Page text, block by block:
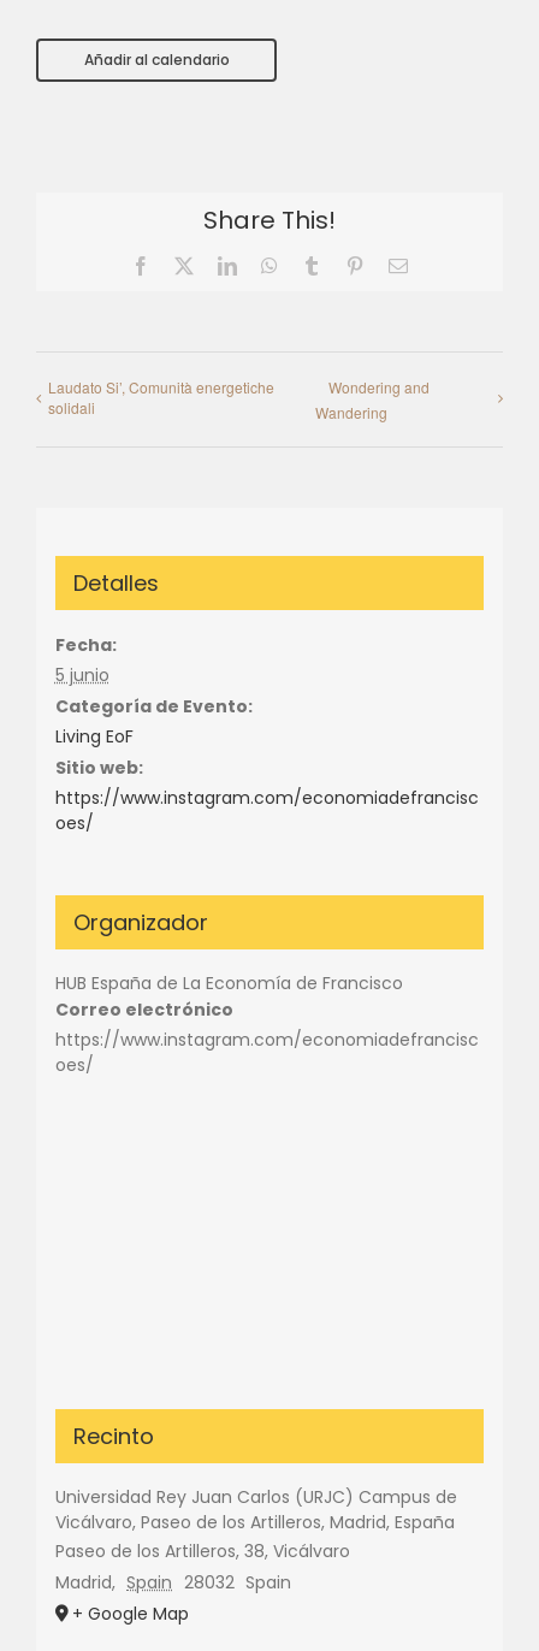
Añadir al calendario
Share This!
Facebook LinkedInWhatsApp
Tumblr PinterestEmail
Laudato Si’, Comunità energetiche
solidali
Wondering and
Wandering
Detalles
Fecha:
5 junio
Categoría de Evento:
Living EoF
Sitio web:
https://www.instagram.com/economiadefrancisc
oes/
Organizador
HUB España de La Economía de Francisco
Correo electrónico
https://www.instagram.com/economiadefrancisc
oes/
Recinto
Universidad Rey Juan Carlos (URJC) Campus de
Vicálvaro, Paseo de los Artilleros, Madrid, España
Paseo de los Artilleros, 38, Vicálvaro
Madrid, Spain 28032 Spain
+ Google Map